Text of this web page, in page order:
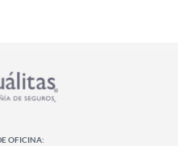
OFICINA: